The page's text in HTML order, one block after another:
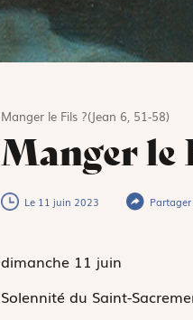
Manger le Fils ?(Jean 6, 51-58)
Manger le
Le 11 juin 2023 Partager
dimanche 11 juin
Solennité du Saint-